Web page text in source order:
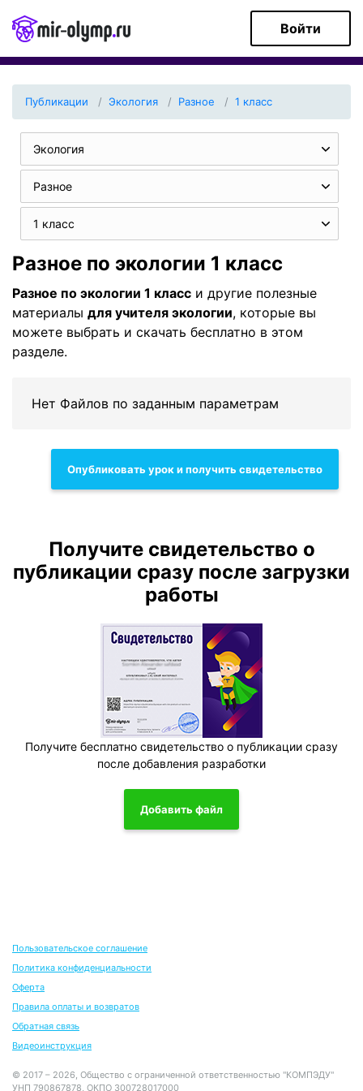
Войти
Публикации Экология Разное 1 класс
Экология
Разное
1 класс
Разное по экологии 1 класс
Разное по экологии 1 класс и другие полезные
материалы для учителя экологии, которые вы
можете выбрать и скачать бесплатно в этом
разделе.
Нет Файлов по заданным параметрам
Опубликовать урок и получить свидетельство
Получите свидетельство о
публикации сразу после загрузки
работы
Получите бесплатно свидетельство о публикации сразу
после добавления разработки
Добавить файл
Пользовательское соглашение
Политика конфиденциальности
Оферта
Правила оплаты и возвратов
Обратная связь
Видеоинструкция
© 2017 – 2026, Общество с ограниченной ответственностью "КОМПЭДУ"
УНП 790867878, ОКПО 300728017000